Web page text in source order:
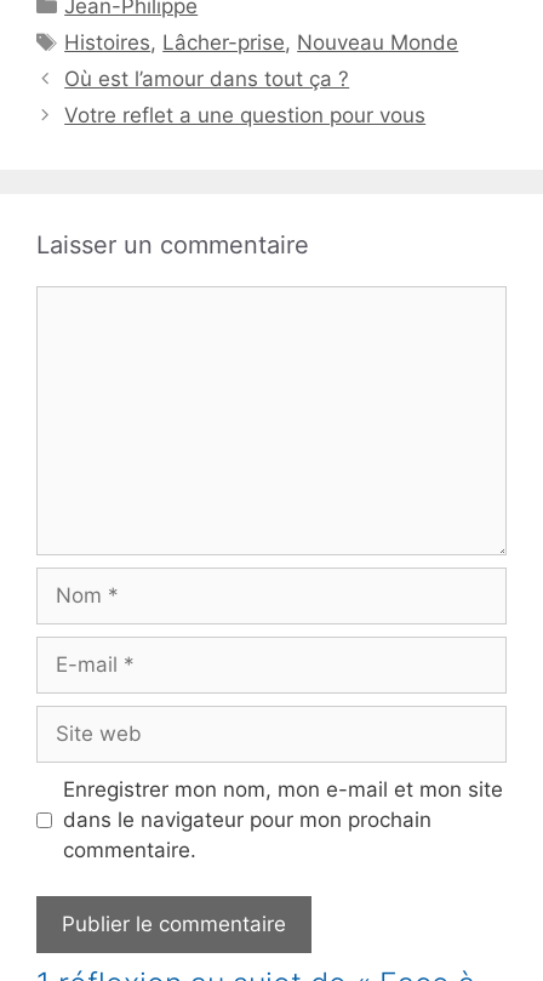
Jean-Philippe
Étiquettes
Histoires, Lâcher-prise, Nouveau Monde
Où est l’amour dans tout ça ?
Votre reflet a une question pour vous
Laisser un commentaire
mail
web
Enregistrer mon nom, mon e-mail et mon site
dans le navigateur pour mon prochain
commentaire.